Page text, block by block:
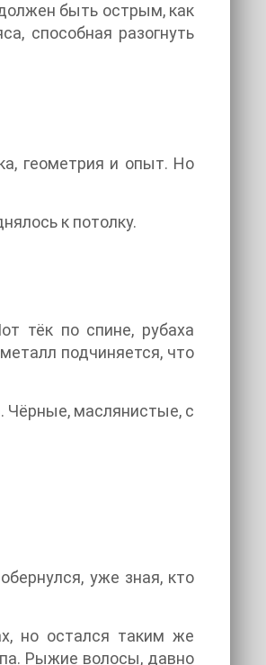
быть острым, как
способная разогнуть
геометрия и опыт. Но
к потолку.
тёк по спине, рубаха
подчиняется, что
Чёрные, маслянистые, с
уже зная, кто
но остался таким же
Рыжие волосы, давно